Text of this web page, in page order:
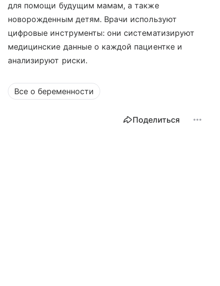
для помощи будущим мамам, а также
новорожденным детям. Врачи используют
цифровые инструменты: они систематизируют
медицинские данные о каждой пациентке и
анализируют риски.
Все о беременности
Поделиться